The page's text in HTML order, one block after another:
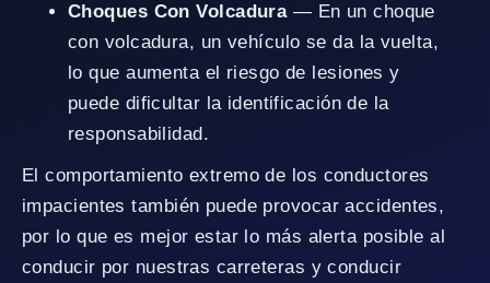
Choques Con Volcadura— En un choque
con volcadura, un vehículo se da la vuelta,
lo que aumenta el riesgo de lesiones y
puede dificultar la identificación de la
responsabilidad.
El comportamiento extremo de los conductores
impacientes también puede provocar accidentes,
por lo que es mejor estar lo más alerta posible al
conducir por nuestras carreteras y conducir